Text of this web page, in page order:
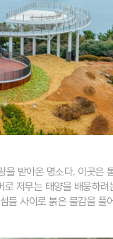
을 받아온 명소다. 이곳은
저무는 태양을 배웅하려
들 사이로 붉은 물감을 풀